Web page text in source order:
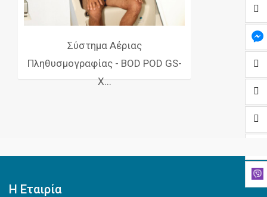
Σύστημα Αέριας
Πληθυσμογραφίας - BOD POD GS-
X...
Η Εταιρία